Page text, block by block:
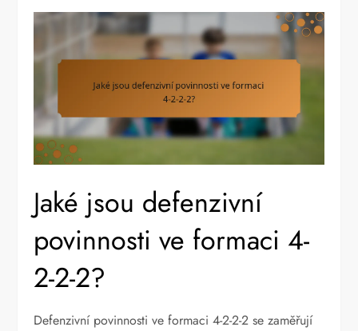
Jaké jsou defenzivní
povinnosti ve formaci 4-
2-2-2?
Defenzivní povinnosti ve formaci 4-2-2-2 se zaměřují